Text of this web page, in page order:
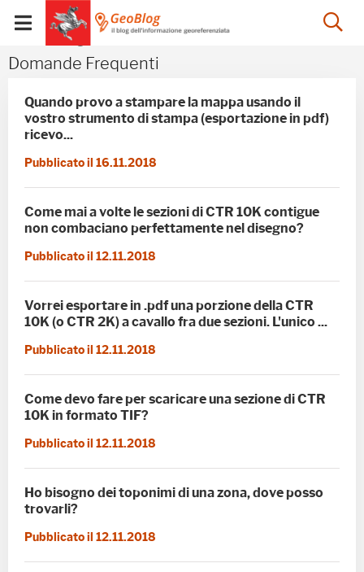
Skip to Main Content
Visualizza/chiudi
menu
mobile
Domande frequenti -
Domande Frequenti
Quando provo a stampare la mappa usando il
vostro strumento di stampa (esportazione in pdf)
ricevo...
Pubblicato il 16.11.2018
Come mai a volte le sezioni di CTR 10K contigue
non combaciano perfettamente nel disegno?
Pubblicato il 12.11.2018
Vorrei esportare in .pdf una porzione della CTR
10K (o CTR 2K) a cavallo fra due sezioni. L'unico ...
Pubblicato il 12.11.2018
Come devo fare per scaricare una sezione di CTR
10K in formato TIF?
Pubblicato il 12.11.2018
Ho bisogno dei toponimi di una zona, dove posso
trovarli?
Pubblicato il 12.11.2018